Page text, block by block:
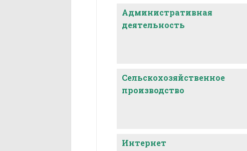
Административная
деятельность
Сельскохозяйственное
производство
Интернет